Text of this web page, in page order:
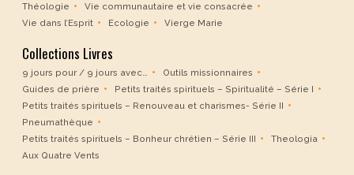
Théologie
Vie communautaire et vie consacrée
Vie dans l’Esprit
Ecologie Vierge Marie
Collections Livres
9 jours pour / 9 jours avec…
Outils missionnaires
Guides de prière
Petits traités spirituels – Spiritualité – Série I
Petits traités spirituels – Renouveau et charismes- Série II
Pneumathèque
Petits traités spirituels – Bonheur chrétien – Série III
Theologia
Aux Quatre Vents